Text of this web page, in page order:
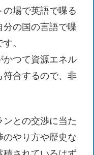
場で英語で喋る
分の国の言語で喋
。
つて資源エネル
符合するので、非
との交渉に当た
のやり方や歴史な